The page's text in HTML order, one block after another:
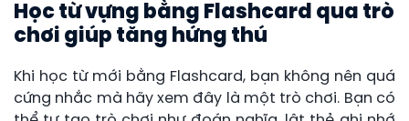
Học từ vựng bằng Flashcard qua trò
chơi giúp tăng hứng thú
Khi học từ mới bằng Flashcard, bạn không nên quá
cứng nhắc mà hãy xem đây là một trò chơi. Bạn có